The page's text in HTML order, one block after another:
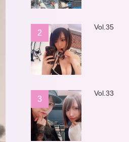
2
Vol.35
3
Vol.33